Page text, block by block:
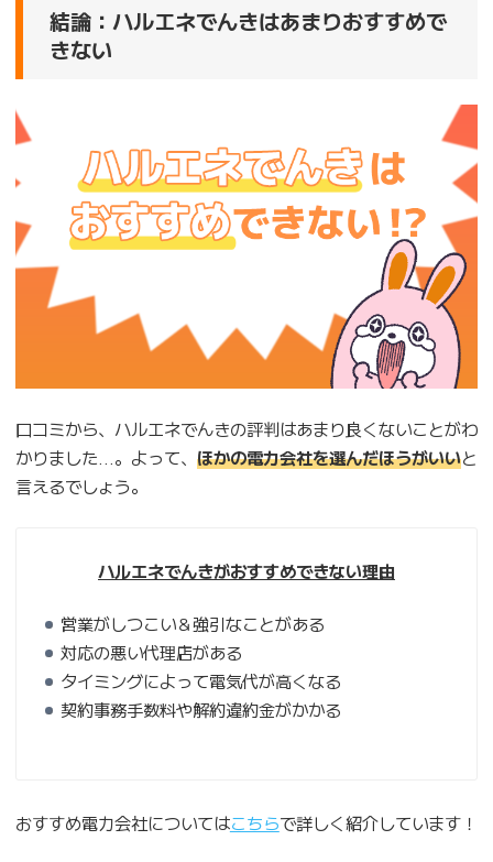
結論：ハルエネでんきはあまりおすすめで
きない
口コミから、ハルエネでんきの評判はあまり良くないことがわ
かりました…。よって、 ほかの電力会社を選んだほうがいいと
言えるでしょう。
ハルエネでんきがおすすめできない理由
営業がしつこい＆強引なことがある
対応の悪い代理店がある
タイミングによって電気代が高くなる
契約事務手数料や解約違約金がかかる
おすすめ電力会社についてはこちらで詳しく紹介しています！